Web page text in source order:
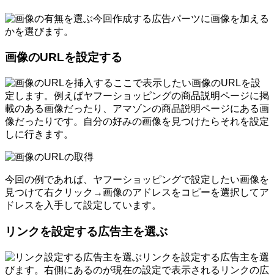
今回作成する広告パーツに画像を加える
かを選びます。
画像のURLを設定する
ここで表示したい画像のURLを設
定します。例えばヤフーショッピングの商品説明ページに掲
載のある画像だったり、アマゾンの商品説明ページにある画
像だったりです。自分の好みの画像を見つけたらそれを設定
しに行きます。
今回の例であれば、ヤフーショッピングで設定したい画像を
見つけて右クリック→画像のアドレスをコピーを選択してア
ドレスを入手して設定しています。
リンクを設定する広告主を選ぶ
リンクを設定する広告主を選
びます。右側にあるのが現在の設定で表示されるリンクの広